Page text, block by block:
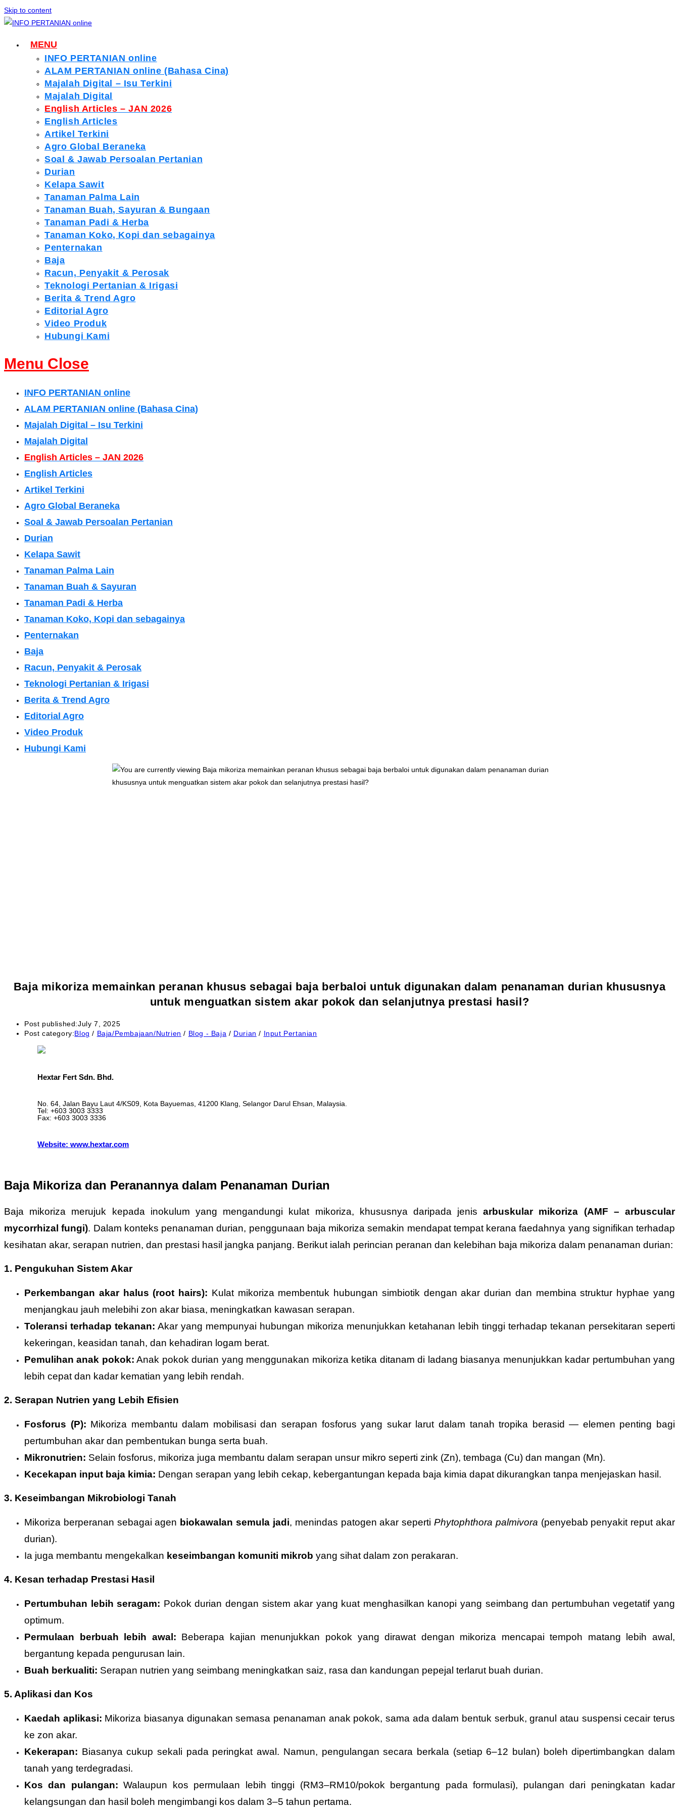
Skip to content
MENU
INFO PERTANIAN online
ALAM PERTANIAN online (Bahasa Cina)
Majalah Digital – Isu Terkini
Majalah Digital
English Articles – JAN 2026
English Articles
Artikel Terkini
Agro Global Beraneka
Soal & Jawab Persoalan Pertanian
Durian
Kelapa Sawit
Tanaman Palma Lain
Tanaman Buah, Sayuran & Bungaan
Tanaman Padi & Herba
Tanaman Koko, Kopi dan sebagainya
Penternakan
Baja
Racun, Penyakit & Perosak
Teknologi Pertanian & Irigasi
Berita & Trend Agro
Editorial Agro
Video Produk
Hubungi Kami
Menu Close
INFO PERTANIAN online
ALAM PERTANIAN online (Bahasa Cina)
Majalah Digital – Isu Terkini
Majalah Digital
English Articles – JAN 2026
English Articles
Artikel Terkini
Agro Global Beraneka
Soal & Jawab Persoalan Pertanian
Durian
Kelapa Sawit
Tanaman Palma Lain
Tanaman Buah & Sayuran
Tanaman Padi & Herba
Tanaman Koko, Kopi dan sebagainya
Penternakan
Baja
Racun, Penyakit & Perosak
Teknologi Pertanian & Irigasi
Berita & Trend Agro
Editorial Agro
Video Produk
Hubungi Kami
Baja mikoriza memainkan peranan khusus sebagai baja berbaloi untuk digunakan dalam penanaman durian khususnya
untuk menguatkan sistem akar pokok dan selanjutnya prestasi hasil?
Post published:July 7, 2025
Post category:Blog / Baja/Pembajaan/Nutrien / Blog - Baja / Durian / Input Pertanian
Hextar Fert Sdn. Bhd.
No. 64, Jalan Bayu Laut 4/KS09, Kota Bayuemas, 41200 Klang, Selangor Darul Ehsan, Malaysia.
Tel: +603 3003 3333
Fax: +603 3003 3336
Website: www.hextar.com
Baja Mikoriza dan Peranannya dalam Penanaman Durian
Baja mikoriza merujuk kepada inokulum yang mengandungi kulat mikoriza, khususnya daripada jenisarbuskular mikoriza (AMF – arbuscular
mycorrhizal fungi). Dalam konteks penanaman durian, penggunaan baja mikoriza semakin mendapat tempat kerana faedahnya yang signifikan terhadap
kesihatan akar, serapan nutrien, dan prestasi hasil jangka panjang. Berikut ialah perincian peranan dan kelebihan baja mikoriza dalam penanaman durian:
1. Pengukuhan Sistem Akar
Perkembangan akar halus (root hairs): Kulat mikoriza membentuk hubungan simbiotik dengan akar durian dan membina struktur hyphae yang
menjangkau jauh melebihi zon akar biasa, meningkatkan kawasan serapan.
Toleransi terhadap tekanan: Akar yang mempunyai hubungan mikoriza menunjukkan ketahanan lebih tinggi terhadap tekanan persekitaran seperti
kekeringan, keasidan tanah, dan kehadiran logam berat.
Pemulihan anak pokok: Anak pokok durian yang menggunakan mikoriza ketika ditanam di ladang biasanya menunjukkan kadar pertumbuhan yang
lebih cepat dan kadar kematian yang lebih rendah.
2. Serapan Nutrien yang Lebih Efisien
Fosforus (P): Mikoriza membantu dalam mobilisasi dan serapan fosforus yang sukar larut dalam tanah tropika berasid — elemen penting bagi
pertumbuhan akar dan pembentukan bunga serta buah.
Mikronutrien: Selain fosforus, mikoriza juga membantu dalam serapan unsur mikro seperti zink (Zn), tembaga (Cu) dan mangan (Mn).
Kecekapan input baja kimia: Dengan serapan yang lebih cekap, kebergantungan kepada baja kimia dapat dikurangkan tanpa menjejaskan hasil.
3. Keseimbangan Mikrobiologi Tanah
Mikoriza berperanan sebagai agen biokawalan semula jadi, menindas patogen akar seperti Phytophthora palmivora (penyebab penyakit reput akar
durian).
Ia juga membantu mengekalkan keseimbangan komuniti mikrob yang sihat dalam zon perakaran.
4. Kesan terhadap Prestasi Hasil
Pertumbuhan lebih seragam: Pokok durian dengan sistem akar yang kuat menghasilkan kanopi yang seimbang dan pertumbuhan vegetatif yang
optimum.
Permulaan berbuah lebih awal: Beberapa kajian menunjukkan pokok yang dirawat dengan mikoriza mencapai tempoh matang lebih awal,
bergantung kepada pengurusan lain.
Buah berkualiti: Serapan nutrien yang seimbang meningkatkan saiz, rasa dan kandungan pepejal terlarut buah durian.
5. Aplikasi dan Kos
Kaedah aplikasi: Mikoriza biasanya digunakan semasa penanaman anak pokok, sama ada dalam bentuk serbuk, granul atau suspensi cecair terus
ke zon akar.
Kekerapan: Biasanya cukup sekali pada peringkat awal. Namun, pengulangan secara berkala (setiap 6–12 bulan) boleh dipertimbangkan dalam
tanah yang terdegradasi.
Kos dan pulangan: Walaupun kos permulaan lebih tinggi (RM3–RM10/pokok bergantung pada formulasi), pulangan dari peningkatan kadar
kelangsungan dan hasil boleh mengimbangi kos dalam 3–5 tahun pertama.